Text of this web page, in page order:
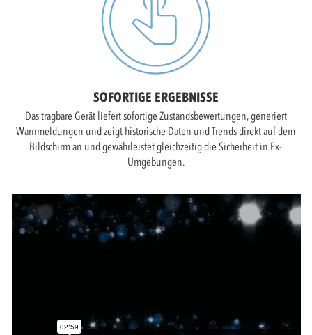
SOFORTIGE ERGEBNISSE
Das tragbare Gerät liefert sofortige Zustandsbewertungen, generiert
Warnmeldungen und zeigt historische Daten und Trends direkt auf dem
Bildschirm an und gewährleistet gleichzeitig die Sicherheit in Ex-
Umgebungen.